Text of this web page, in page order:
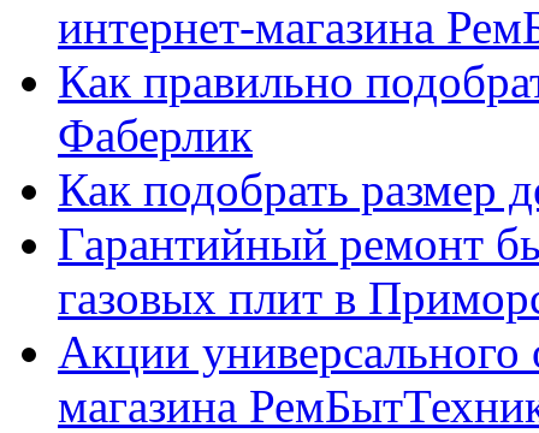
интернет-магазина
Как правильно
Фаберлик
Как подобрать размер
Гарантийный ремонт
газовых плит в
Акции универсального
магазина